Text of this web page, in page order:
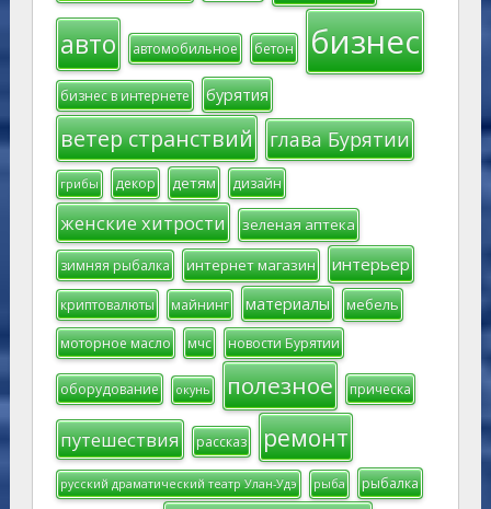
авто автомобильное бетон бизнес
бизнес в интернете бурятия
ветер странствий глава Бурятии
грибы декор детям дизайн
женские хитрости зеленая аптека
зимняя рыбалка интернет магазин интерьер
криптовалюты майнинг материалы мебель
моторное масло мчс новости Бурятии
оборудование окунь полезное прическа
путешествия рассказ ремонт
русский драматический театр Улан-Удэ рыба рыбалка